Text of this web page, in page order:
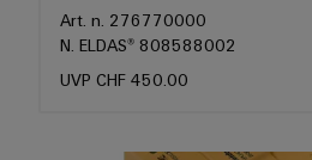
distribuzione
Stabilità
e
Cabinet
Building
Misurazione
sistema
e
di
PLC
Supporto
Supporto
Il
nostro
Link
Shop
Aktionen
Cablaggio
Art. n. 276770000
N. ELDAS® 808588002
UVP CHF 450.00